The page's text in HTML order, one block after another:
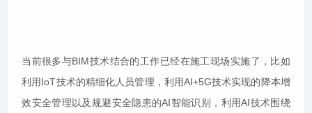
当前很多与BIM技术结合的工作已经在施工现场实施了，比如
利用IoT技术的精细化人员管理，利用AI+5G技术实现的降本增
效安全管理以及规避安全隐患的AI智能识别，利用AI技术围绕